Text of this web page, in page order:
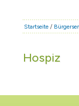
Startseite /
Hospiz